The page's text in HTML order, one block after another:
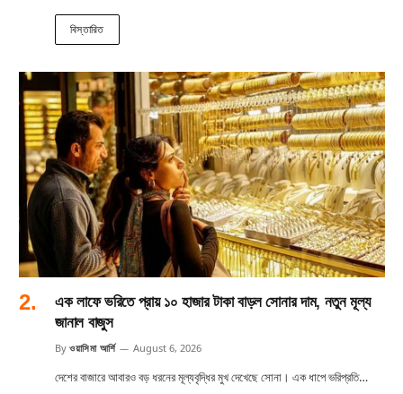
বিস্তারিত
এক লাফে ভরিতে প্রায় ১০ হাজার টাকা বাড়ল সোনার দাম, নতুন মূল্য
জানাল বাজুস
By ওয়াসিমা আর্শি August 6, 2026
দেশের বাজারে আবারও বড় ধরনের মূল্যবৃদ্ধির মুখ দেখেছে সোনা। এক ধাপে ভরিপ্রতি…